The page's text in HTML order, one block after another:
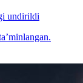
undirildi